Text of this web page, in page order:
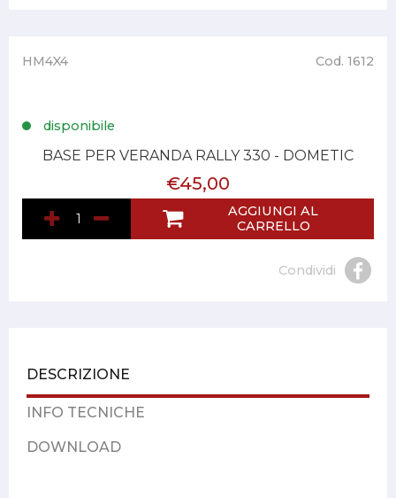
HM4X4 Cod. 1612
disponibile
BASE PER VERANDA RALLY 330 - DOMETIC
€45,00
AGGIUNGI AL
CARRELLO
Condividi
DESCRIZIONE
INFO TECNICHE
DOWNLOAD